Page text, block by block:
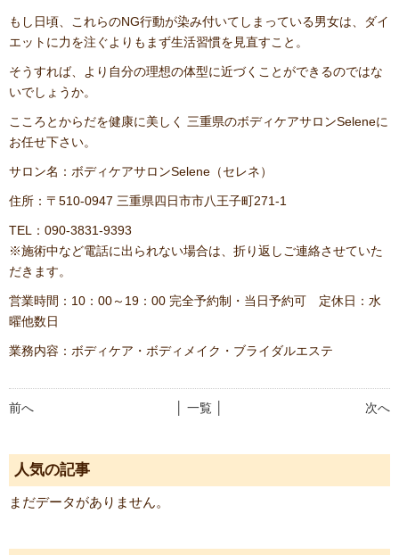
もし日頃、これらのNG行動が染み付いてしまっている男女は、ダイ
エットに力を注ぐよりもまず生活習慣を見直すこと。
そうすれば、より自分の理想の体型に近づくことができるのではな
いでしょうか。
こころとからだを健康に美しく 三重県のボディケアサロンSeleneに
お任せ下さい。
サロン名：ボディケアサロンSelene（セレネ）
住所：〒510-0947 三重県四日市市八王子町271-1
TEL：090-3831-9393
※施術中など電話に出られない場合は、折り返しご連絡させていた
だきます。
営業時間：10：00～19：00 完全予約制・当日予約可 定休日：水
曜他数日
業務内容：ボディケア・ボディメイク・ブライダルエステ
前へ 次へ
│ 一覧 │
人気の記事
まだデータがありません。